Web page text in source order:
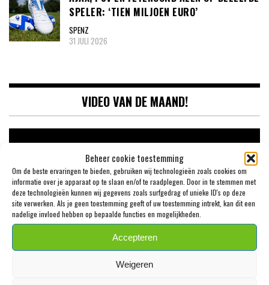
Beheer cookie toestemming
Om de beste ervaringen te bieden, gebruiken wij technologieën zoals cookies om
informatie over je apparaat op te slaan en/of te raadplegen. Door in te stemmen met
deze technologieën kunnen wij gegevens zoals surfgedrag of unieke ID's op deze
site verwerken. Als je geen toestemming geeft of uw toestemming intrekt, kan dit een
nadelige invloed hebben op bepaalde functies en mogelijkheden.
Accepteren
Weigeren
SPELER: ‘TIEN MILJOEN EURO’
SPENZ
31 JULI 2026
VIDEO VAN DE MAAND!